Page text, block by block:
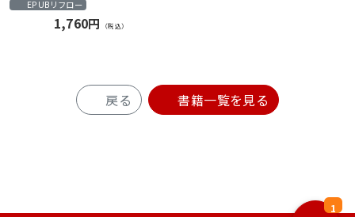
1
EPUBリフロー
1,760円 （税込）
戻る 書籍一覧を見る